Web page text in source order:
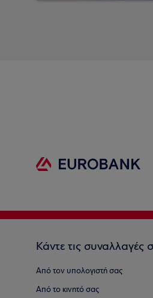
Κάντε τις συναλλαγές
Από τον υπολογιστή σας
Από το κινητό σας